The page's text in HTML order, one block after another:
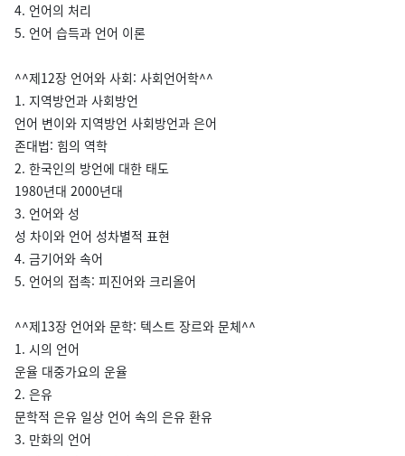
4. 언어의 처리
5. 언어 습득과 언어 이론
^^제12장 언어와 사회: 사회언어학^^
1. 지역방언과 사회방언
언어 변이와 지역방언 사회방언과 은어
존대법: 힘의 역학
2. 한국인의 방언에 대한 태도
1980년대 2000년대
3. 언어와 성
성 차이와 언어 성차별적 표현
4. 금기어와 속어
5. 언어의 접촉: 피진어와 크리올어
^^제13장 언어와 문학: 텍스트 장르와 문체^^
1. 시의 언어
운율 대중가요의 운율
2. 은유
문학적 은유 일상 언어 속의 은유 환유
3. 만화의 언어